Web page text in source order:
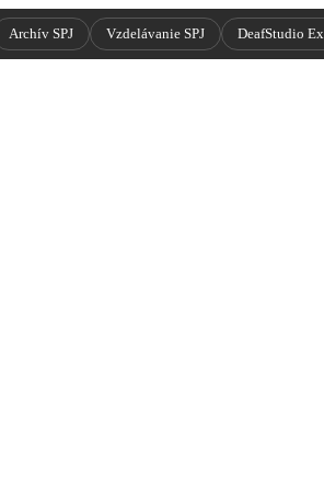
Archív SPJ Vzdelávanie SPJ DeafStudio